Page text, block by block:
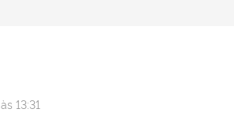
13:31